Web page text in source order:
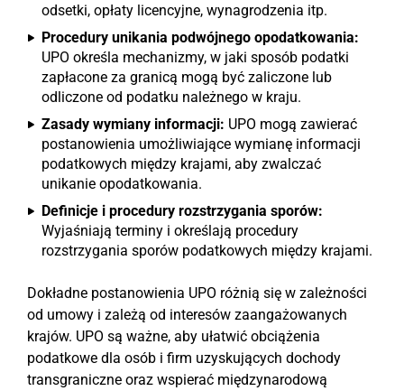
odsetki, opłaty licencyjne, wynagrodzenia itp.
Procedury unikania podwójnego opodatkowania:
UPO określa mechanizmy, w jaki sposób podatki
zapłacone za granicą mogą być zaliczone lub
odliczone od podatku należnego w kraju.
Zasady wymiany informacji: UPO mogą zawierać
postanowienia umożliwiające wymianę informacji
podatkowych między krajami, aby zwalczać
unikanie opodatkowania.
Definicje i procedury rozstrzygania sporów:
Wyjaśniają terminy i określają procedury
rozstrzygania sporów podatkowych między krajami.
Dokładne postanowienia UPO różnią się w zależności
od umowy i zależą od interesów zaangażowanych
krajów. UPO są ważne, aby ułatwić obciążenia
podatkowe dla osób i firm uzyskujących dochody
transgraniczne oraz wspierać międzynarodową